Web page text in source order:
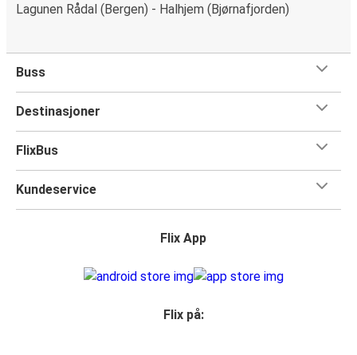
Lagunen Rådal (Bergen) - Halhjem (Bjørnafjorden)
Buss
Destinasjoner
FlixBus
Kundeservice
Flix App
Flix på: